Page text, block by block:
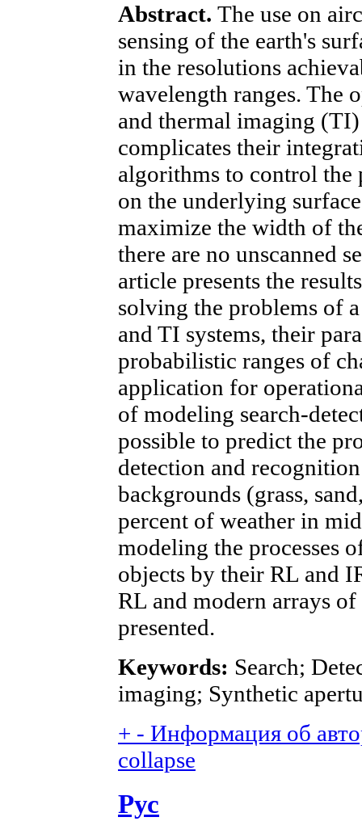
Abstract. The use on
sensing of the earth's
in the resolutions
wavelength ranges. The
and thermal imaging
complicates their
algorithms to control the
on the underlying
maximize the width of
there are no unscanned
article presents the
solving the problems of
and TI systems, their
probabilistic ranges of
application for
of modeling search-
possible to predict the
detection and
backgrounds (grass,
percent of weather in
modeling the processes
objects by their RL and
RL and modern arrays
presented.
Keywords: Search;
imaging; Synthetic
+ - Информация об
collapse
Рус